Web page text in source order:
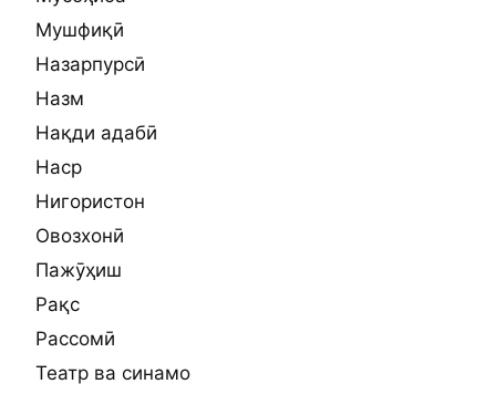
Мушфиқӣ
Назарпурсӣ
Назм
Нақди адабӣ
Наср
Нигористон
Овозхонӣ
Пажӯҳиш
Рақс
Рассомӣ
Театр ва синамо